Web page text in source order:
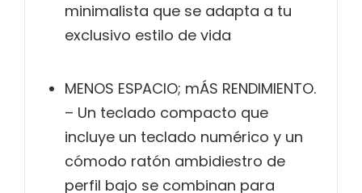
minimalista que se adapta a tu
exclusivo estilo de vida
MENOS ESPACIO; mÁS RENDIMIENTO.
– Un teclado compacto que
incluye un teclado numérico y un
cómodo ratón ambidiestro de
perfil bajo se combinan para